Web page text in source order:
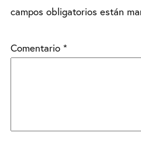
campos obligatorios están
Comentario *